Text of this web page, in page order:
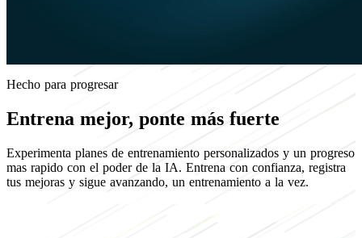
Hecho para progresar
Entrena mejor, ponte más fuerte
Experimenta planes de entrenamiento personalizados y un progreso
mas rapido con el poder de la IA. Entrena con confianza, registra
tus mejoras y sigue avanzando, un entrenamiento a la vez.